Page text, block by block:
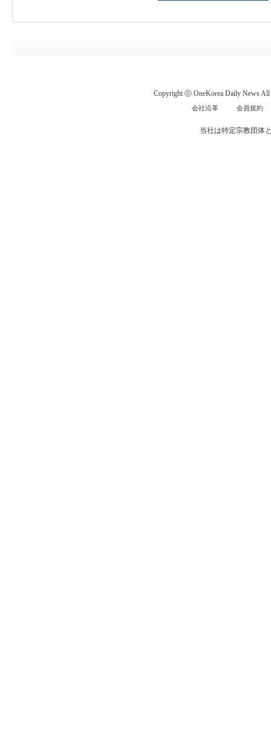
Copyright ⓒ OneKorea Daily News All
会社沿革 会員規約
当社は特定宗教団体